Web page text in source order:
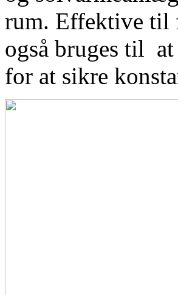
rum. Effektive til
også bruges til
for at sikre